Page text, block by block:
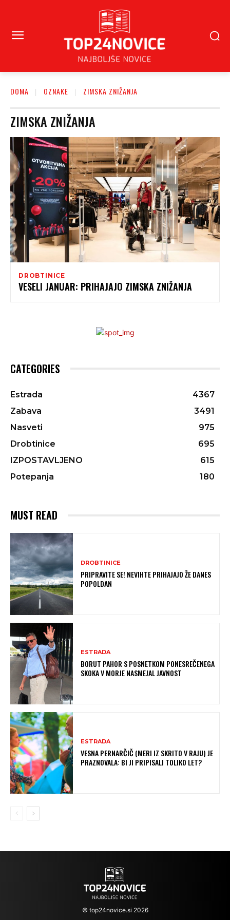
DOMA OZNAKE ZIMSKA ZNIŽANJA
ZIMSKA ZNIŽANJA
DROBTINICE
VESELI JANUAR: PRIHAJAJO ZIMSKA ZNIŽANJA
CATEGORIES
Estrada
4367
Zabava
3491
Nasveti
975
Drobtinice
695
IZPOSTAVLJENO
615
Potepanja
180
MUST READ
DROBTINICE
PRIPRAVITE SE! NEVIHTE PRIHAJAJO ŽE DANES
POPOLDAN
ESTRADA
BORUT PAHOR S POSNETKOM PONESREČENEGA
SKOKA V MORJE NASMEJAL JAVNOST
ESTRADA
VESNA PERNARČIČ (MERI IZ SKRITO V RAJU) JE
PRAZNOVALA: BI JI PRIPISALI TOLIKO LET?
© top24novice.si 2026